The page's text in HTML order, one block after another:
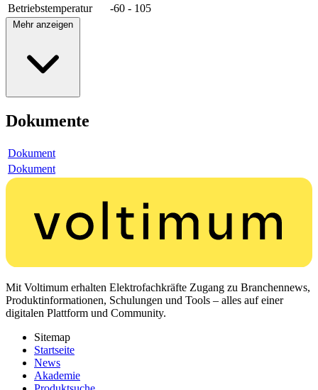
Betriebstemperatur
-60 - 105
Mehr anzeigen
Dokumente
Dokument
Dokument
Mit Voltimum erhalten Elektrofachkräfte Zugang zu Branchennews,
Produktinformationen, Schulungen und Tools – alles auf einer
digitalen Plattform und Community.
Sitemap
Startseite
News
Akademie